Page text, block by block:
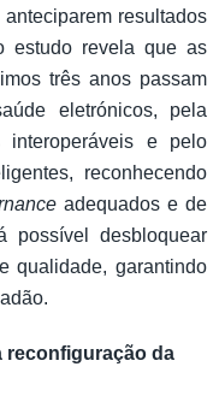
resultados
estudo revela que as
três anos passam
eletrónicos, pela
interoperáveis e pelo
reconhecendo
adequados e de
possível desbloquear
qualidade, garantindo
reconfiguração da